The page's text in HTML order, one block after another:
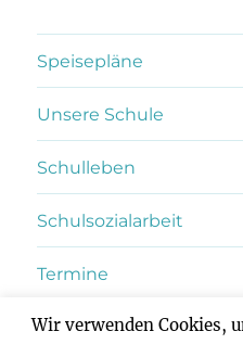
Speisepläne
Unsere Schule
Schulleben
Schulsozialarbeit
Termine
Kontakt
Wir verwenden Cookies,